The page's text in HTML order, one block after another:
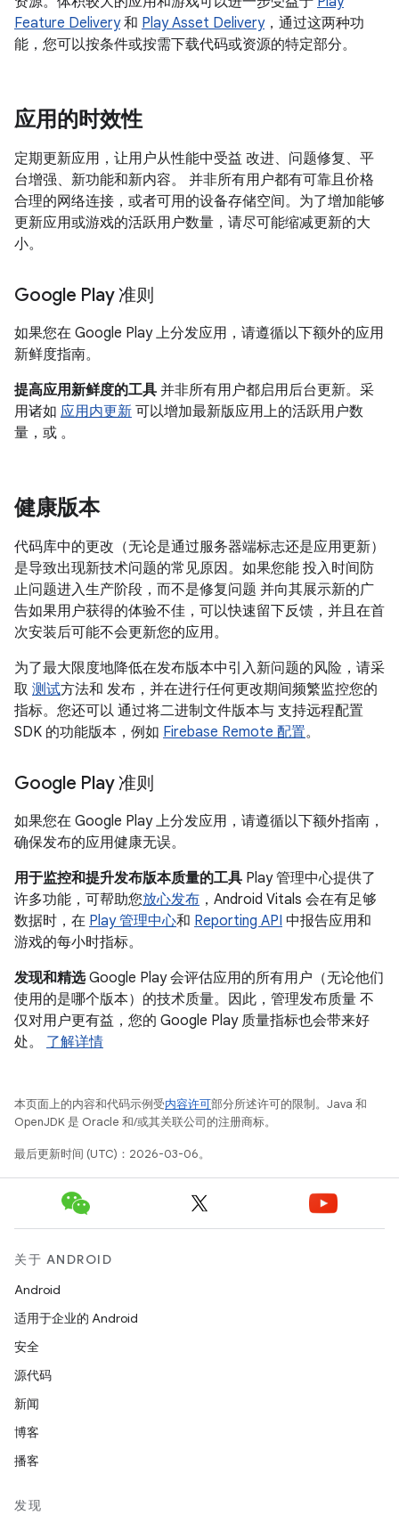
Feature Delivery和 Play Asset Delivery，通过这两种功
能，您可以按条件或按需下载代码或资源的特定部分。
应用的时效性
定期更新应用，让用户从性能中受益 改进、问题修复、平
台增强、新功能和新内容。 并非所有用户都有可靠且价格
合理的网络连接，或者可用的设备存储空间。为了增加能够
更新应用或游戏的活跃用户数量，请尽可能缩减更新的大
小。
Google Play 准则
如果您在 Google Play 上分发应用，请遵循以下额外的应用
新鲜度指南。
提高应用新鲜度的工具 并非所有用户都启用后台更新。采
用诸如 应用内更新 可以增加最新版应用上的活跃用户数
量，或 。
健康版本
代码库中的更改（无论是通过服务器端标志还是应用更新）
是导致出现新技术问题的常见原因。如果您能 投入时间防
止问题进入生产阶段，而不是修复问题 并向其展示新的广
告如果用户获得的体验不佳，可以快速留下反馈，并且在首
次安装后可能不会更新您的应用。
为了最大限度地降低在发布版本中引入新问题的风险，请采
取 测试方法和 发布，并在进行任何更改期间频繁监控您的
指标。您还可以 通过将二进制文件版本与 支持远程配置
SDK 的功能版本，例如 Firebase Remote 配置。
Google Play 准则
如果您在 Google Play 上分发应用，请遵循以下额外指南，
确保发布的应用健康无误。
用于监控和提升发布版本质量的工具 Play 管理中心提供了
许多功能，可帮助您放心发布 ，Android Vitals 会在有足够
数据时，在 Play 管理中心和 Reporting API 中报告应用和
游戏的每小时指标。
发现和精选Google Play 会评估应用的所有用户（无论他们
使用的是哪个版本）的技术质量。因此，管理发布质量 不
仅对用户更有益，您的 Google Play 质量指标也会带来好
处。 了解详情
本页面上的内容和代码示例受内容许可部分所述许可的限制。Java 和
OpenJDK 是 Oracle 和/或其关联公司的注册商标。
最后更新时间 (UTC)：2026-03-06。
关于 ANDROID
Android
适用于企业的 Android
安全
源代码
新闻
博客
播客
发现